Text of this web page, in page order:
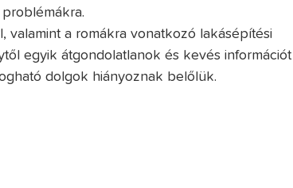
a romákra vonatkozó lakásépítési
egyik átgondolatlanok és kevés információt
dolgok hiányoznak belőlük.